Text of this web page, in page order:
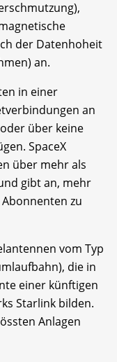
der Datenhoheit
an.
in einer
an
über keine
SpaceX
über mehr als
gibt an, mehr
zu
vom Typ
die in
einer künftigen
Starlink bilden.
Anlagen